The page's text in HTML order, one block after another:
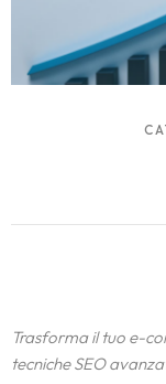
Trasforma il tuo e-
tecniche SEO